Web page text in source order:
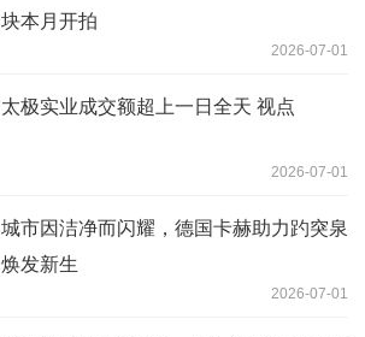
块本月开拍
2026-07-01
太极实业成交额超上一日全天 视点
2026-07-01
城市因洁净而闪耀，德国卡赫助力趵突泉
焕发新生
2026-07-01